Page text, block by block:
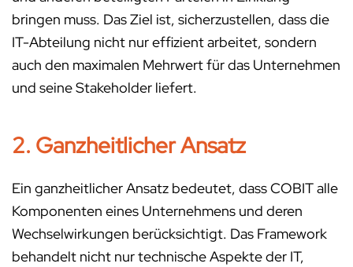
bringen muss. Das Ziel ist, sicherzustellen, dass die
IT-Abteilung nicht nur effizient arbeitet, sondern
auch den maximalen Mehrwert für das Unternehmen
und seine Stakeholder liefert.
2. Ganzheitlicher Ansatz
Ein ganzheitlicher Ansatz bedeutet, dass COBIT alle
Komponenten eines Unternehmens und deren
Wechselwirkungen berücksichtigt. Das Framework
behandelt nicht nur technische Aspekte der IT,